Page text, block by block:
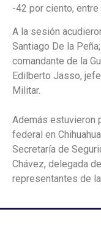
-42 por ciento,
A la sesión
Santiago De la
comandante de la
Edilberto Jasso,
Militar.
Además estuvieron
federal en
Secretaría de
Chávez, delegada
representantes de